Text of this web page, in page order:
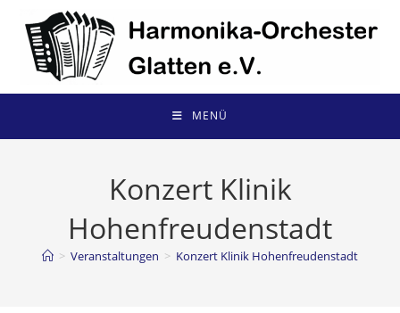
Inhalt
springen
MENÜ
Konzert Klinik
Hohenfreudenstadt
> Veranstaltungen > Konzert Klinik Hohenfreudenstadt